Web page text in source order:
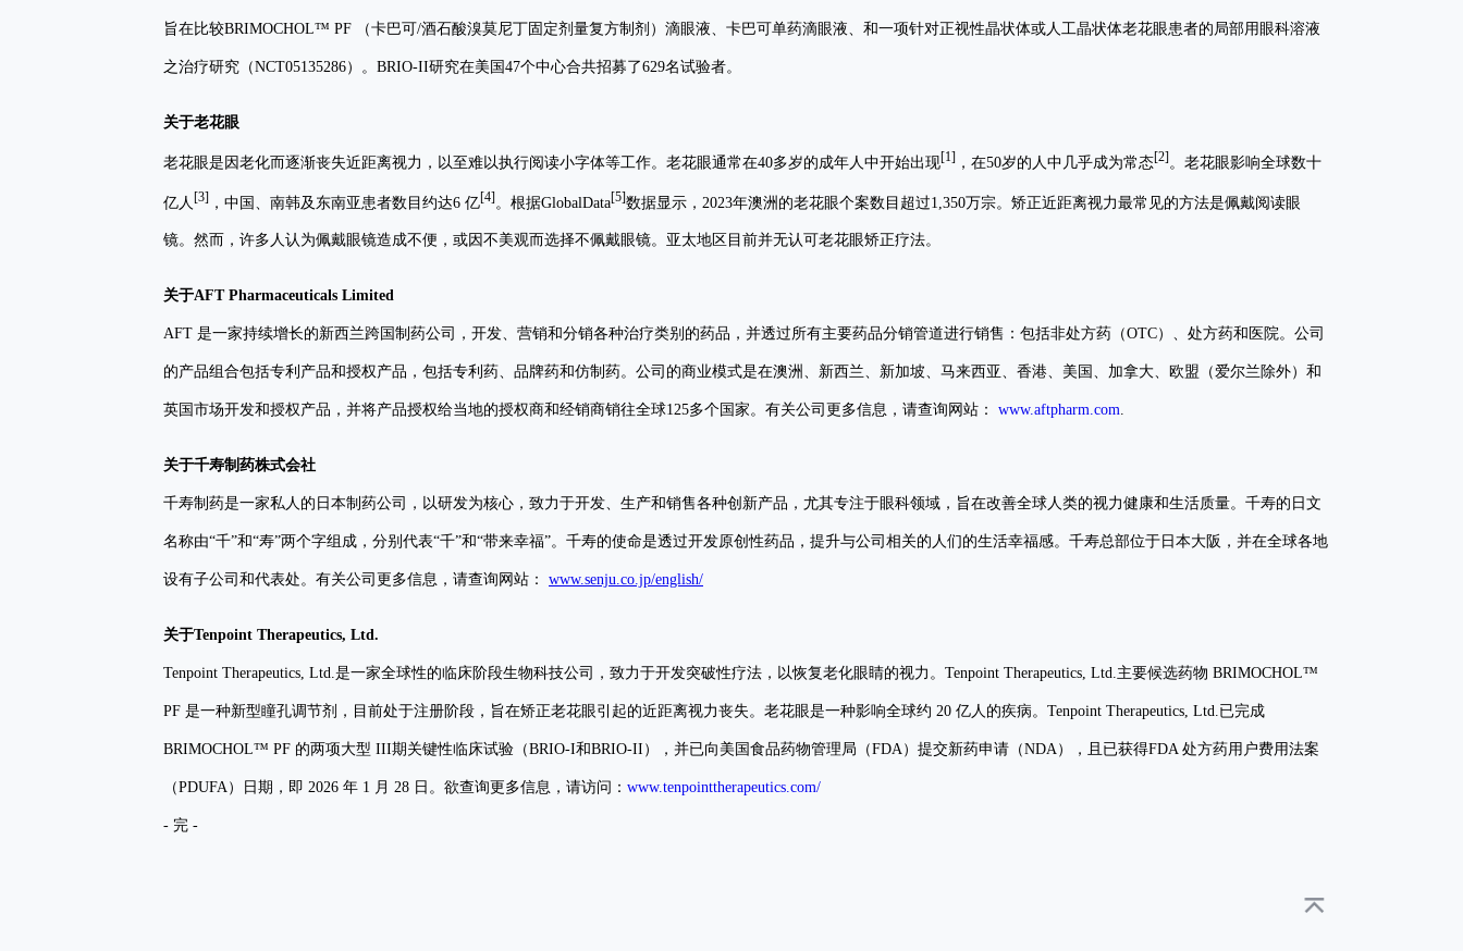
旨在比较BRIMOCHOL™ PF （卡巴可/酒石酸溴莫尼丁固定剂量复方制剂）滴眼液、卡巴可单药滴眼液、和一项针对正视性晶状体或人工晶状体老花眼患者的局部用眼科溶液
之治疗研究（NCT05135286）。BRIO-II研究在美国47个中心合共招募了629名试验者。
关于老花眼
老花眼是因老化而逐渐丧失近距离视力，以至难以执行阅读小字体等工作。老花眼通常在40多岁的成年人中开始出现[1] ，在50岁的人中几乎成为常态[2] 。老花眼影响全球数十
亿人 [3] ，中国、南韩及东南亚患者数目约达6 亿[4] 。根据GlobalData[5]数据显示，2023年澳洲的老花眼个案数目超过1,350万宗。矫正近距离视力最常见的方法是佩戴阅读眼
镜。然而，许多人认为佩戴眼镜造成不便，或因不美观而选择不佩戴眼镜。亚太地区目前并无认可老花眼矫正疗法。
关于AFT Pharmaceuticals Limited
AFT 是一家持续增长的新西兰跨国制药公司，开发、营销和分销各种治疗类别的药品，并透过所有主要药品分销管道进行销售：包括非处方药（OTC）、处方药和医院。公司
的产品组合包括专利产品和授权产品，包括专利药、品牌药和仿制药。公司的商业模式是在澳洲、新西兰、新加坡、马来西亚、香港、美国、加拿大、欧盟（爱尔兰除外）和
英国市场开发和授权产品，并将产品授权给当地的授权商和经销商销往全球125多个国家。有关公司更多信息，请查询网站： www.aftpharm.com.
关于千寿制药株式会社
千寿制药是一家私人的日本制药公司，以研发为核心，致力于开发、生产和销售各种创新产品，尤其专注于眼科领域，旨在改善全球人类的视力健康和生活质量。千寿的日文
名称由“千”和“寿”两个字组成，分别代表“千”和“带来幸福”。千寿的使命是透过开发原创性药品，提升与公司相关的人们的生活幸福感。千寿总部位于日本大阪，并在全球各地
设有子公司和代表处。有关公司更多信息，请查询网站： www.senju.co.jp/english/
关于Tenpoint Therapeutics, Ltd.
Tenpoint Therapeutics, Ltd.是一家全球性的临床阶段生物科技公司，致力于开发突破性疗法，以恢复老化眼睛的视力。Tenpoint Therapeutics, Ltd.主要候选药物 BRIMOCHOL™
PF 是一种新型瞳孔调节剂，目前处于注册阶段，旨在矫正老花眼引起的近距离视力丧失。老花眼是一种影响全球约 20 亿人的疾病。Tenpoint Therapeutics, Ltd.已完成
BRIMOCHOL™ PF 的两项大型 III期关键性临床试验（BRIO-I和BRIO-II），并已向美国食品药物管理局（FDA）提交新药申请（NDA），且已获得FDA 处方药用户费用法案
（PDUFA）日期，即 2026 年 1 月 28 日。欲查询更多信息，请访问： www.tenpointtherapeutics.com/
- 完 -